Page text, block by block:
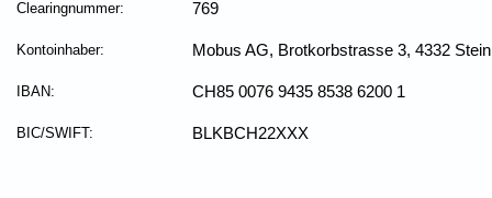
Clearingnummer: 769
Kontoinhaber: Mobus AG, Brotkorbstrasse 3, 4332 Stein
IBAN: CH85 0076 9435 8538 6200 1
BIC/SWIFT: BLKBCH22XXX